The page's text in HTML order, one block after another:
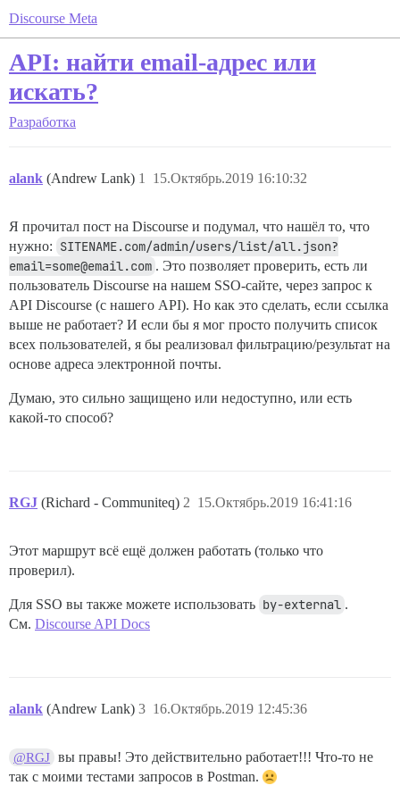
Discourse Meta
API: найти email-адрес или
искать?
Разработка
alank (Andrew Lank) 15.Октябрь.2019 16:10:32
1
Я прочитал пост на Discourse и подумал, что нашёл то, что
нужно: SITENAME.com/admin/users/list/all.json?
email=some@email.com . Это позволяет проверить, есть ли
пользователь Discourse на нашем SSO-сайте, через запрос к
API Discourse (с нашего API). Но как это сделать, если ссылка
выше не работает? И если бы я мог просто получить список
всех пользователей, я бы реализовал фильтрацию/результат на
основе адреса электронной почты.
Думаю, это сильно защищено или недоступно, или есть
какой-то способ?
RGJ (Richard - Communiteq) 15.Октябрь.2019 16:41:16
2
Этот маршрут всё ещё должен работать (только что
проверил).
Для SSO вы также можете использовать by-external .
См. Discourse API Docs
alank (Andrew Lank) 16.Октябрь.2019 12:45:36
3
@RGJ вы правы! Это действительно работает!!! Что-то не
так с моими тестами запросов в Postman.